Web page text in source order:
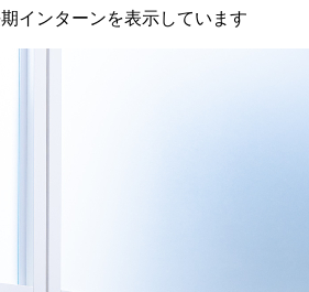
インターンを表示しています